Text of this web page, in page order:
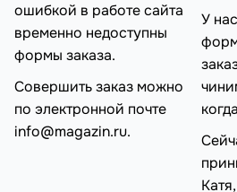
ошибкой в работе сайта
временно недоступны
формы заказа.
Совершить заказ можно
по электронной почте
info@magazin.ru.
У